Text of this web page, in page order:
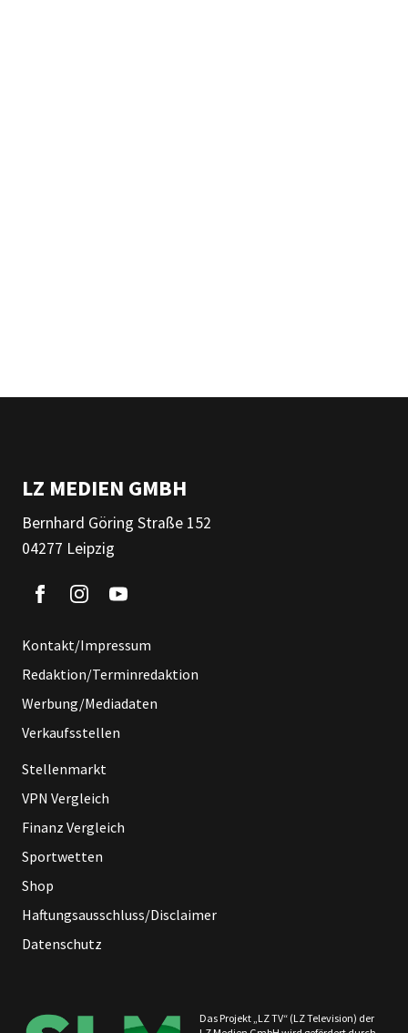
LZ MEDIEN GMBH
Bernhard Göring Straße 152
04277 Leipzig
Kontakt/Impressum
Redaktion/Terminredaktion
Werbung/Mediadaten
Verkaufsstellen
Stellenmarkt
VPN Vergleich
Finanz Vergleich
Sportwetten
Shop
Haftungsausschluss/Disclaimer
Datenschutz
Das Projekt „LZ TV“ (LZ Television) der